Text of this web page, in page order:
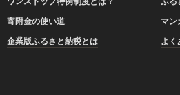
寄附金の使い道
マン
企業版ふるさと納税とは
よ